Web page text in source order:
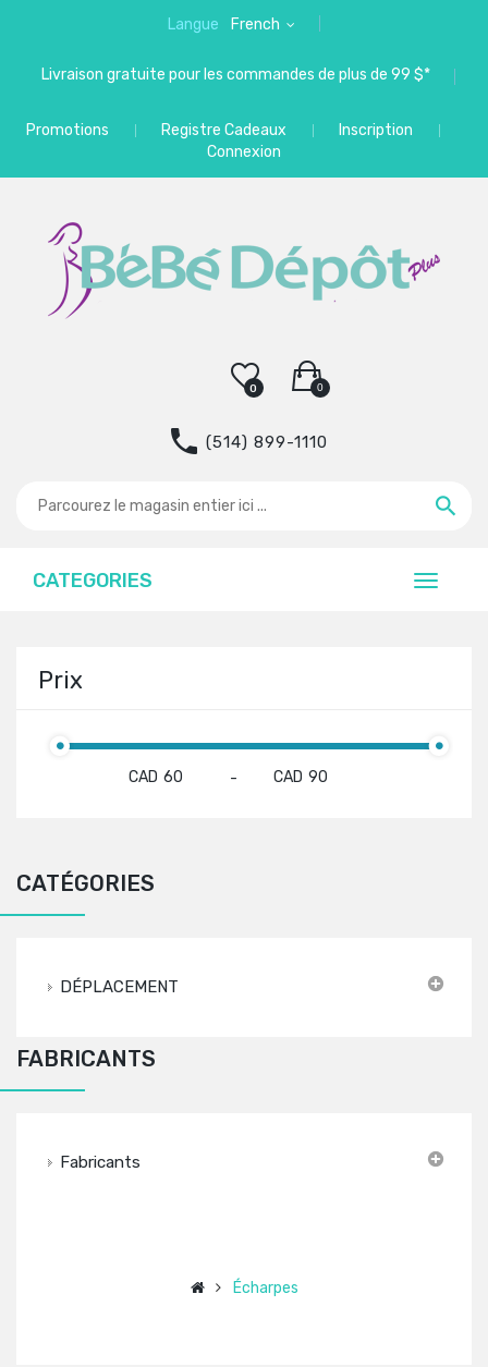
Langue French
Livraison gratuite pour les commandes de plus de 99 $*
Promotions Registre Cadeaux
Inscription
Connexion
0
0
(514) 899-1110
CATEGORIES
Prix
CAD - CAD
CATÉGORIES
DÉPLACEMENT
FABRICANTS
Fabricants
Écharpes